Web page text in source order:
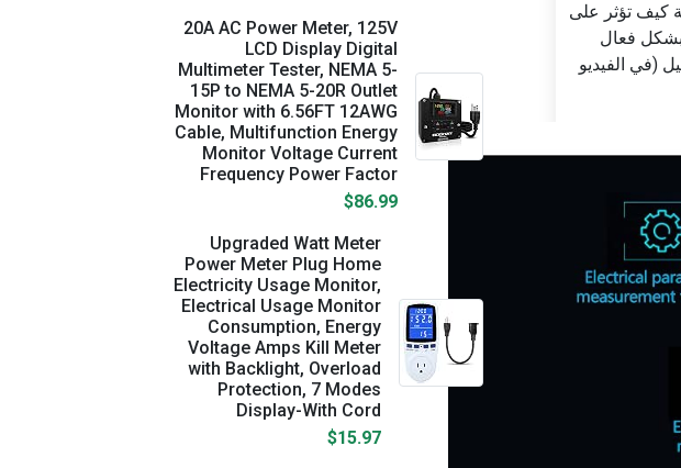
كيف تؤثر على
بشكل فعال
(في الفيديو
20A AC Power Meter, 125V
LCD Display Digital
Multimeter Tester, NEMA 5-
15P to NEMA 5-20R Outlet
Monitor with 6.56FT 12AWG
Cable, Multifunction Energy
Monitor Voltage Current
Frequency Power Factor
$86.99
Upgraded Watt Meter
Power Meter Plug Home
Electricity Usage Monitor,
Electrical Usage Monitor
Consumption, Energy
Voltage Amps Kill Meter
with Backlight, Overload
Protection, 7 Modes
Display-With Cord
$15.97